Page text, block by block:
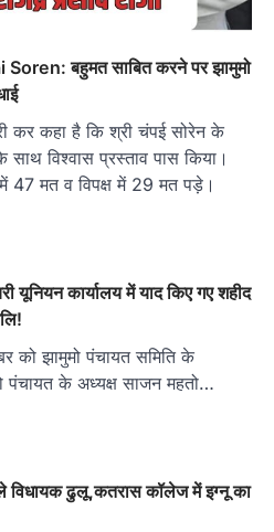
बहुमत साबित करने पर झामुमो
कर कहा है कि श्री चंपई सोरेन के
विश्वास प्रस्ताव पास किया।
47 मत व विपक्ष में 29 मत पड़े।
यूनियन कार्यालय में याद किए गए शहीद
को झामुमो पंचायत समिति के
पंचायत के अध्यक्ष साजन महतो…
विधायक ढुलू,कतरास कॉलेज में इग्नू का